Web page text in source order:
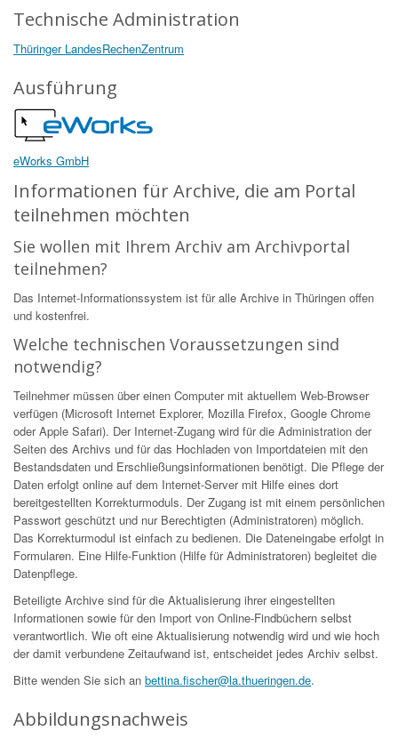
Technische Administration
Thüringer LandesRechenZentrum
Ausführung
eWorks GmbH
Informationen für Archive, die am Portal
teilnehmen möchten
Sie wollen mit Ihrem Archiv am Archivportal
teilnehmen?
Das Internet-Informationssystem ist für alle Archive in Thüringen offen
und kostenfrei.
Welche technischen Voraussetzungen sind
notwendig?
Teilnehmer müssen über einen Computer mit aktuellem Web-Browser
verfügen (Microsoft Internet Explorer, Mozilla Firefox, Google Chrome
oder Apple Safari). Der Internet-Zugang wird für die Administration der
Seiten des Archivs und für das Hochladen von Importdateien mit den
Bestandsdaten und Erschließungsinformationen benötigt. Die Pflege der
Daten erfolgt online auf dem Internet-Server mit Hilfe eines dort
bereitgestellten Korrekturmoduls. Der Zugang ist mit einem persönlichen
Passwort geschützt und nur Berechtigten (Administratoren) möglich.
Das Korrekturmodul ist einfach zu bedienen. Die Dateneingabe erfolgt in
Formularen. Eine Hilfe-Funktion (Hilfe für Administratoren) begleitet die
Datenpflege.
Beteiligte Archive sind für die Aktualisierung ihrer eingestellten
Informationen sowie für den Import von Online-Findbüchern selbst
verantwortlich. Wie oft eine Aktualisierung notwendig wird und wie hoch
der damit verbundene Zeitaufwand ist, entscheidet jedes Archiv selbst.
Bitte wenden Sie sich an bettina.fischer@la.thueringen.de.
Abbildungsnachweis